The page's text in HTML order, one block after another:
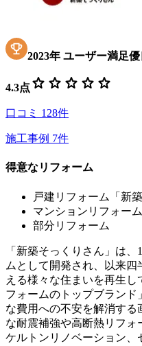
2023年 ユーザー満足
4.3点 star star star star star
口コミ 128件
施工事例 7件
得意なリフォーム
戸建リフォーム「新
マンションリフォー
部分リフォーム
「新築そっくりさん」は
ムとして開発され、以来
える様々な住まいを再生し
フォームのトップブランド
な費用への不安を解消す
な耐震補強や高断熱リフォ
ケルトンリノベーション